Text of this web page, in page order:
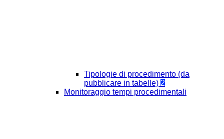
Tipologie di procedimento (da
pubblicare in tabelle) 2
Monitoraggio tempi procedimentali